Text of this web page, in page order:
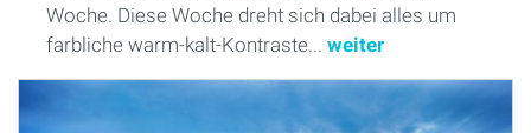
Woche. Diese Woche dreht sich dabei alles um
farbliche warm-kalt-Kontraste... weiter